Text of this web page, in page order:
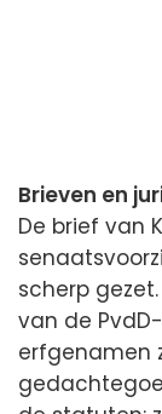
Brieven en
De brief van
scherp
van de
erfgenamen